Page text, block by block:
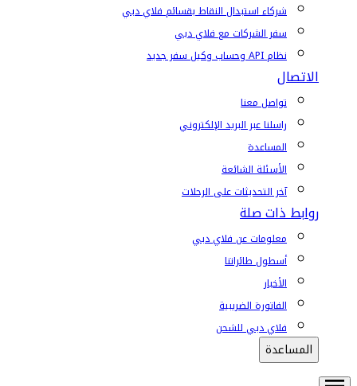
شركاء استبدال النقاط بقسائم فلاي دبي
سفر الشركات مع فلاي دبي
نظام API وحساب وكيل سفر جديد
الاتصال
تواصل معنا
راسلنا عبر البريد الإلكتروني
المساعدة
الأسئلة الشائعة
آخر التحديثات على الرحلات
روابط ذات صلة
معلومات عن فلاي دبي
أسطول طائراتنا
الأخبار
الفاتورة الضريبية
فلاي دبي للشحن
المساعدة